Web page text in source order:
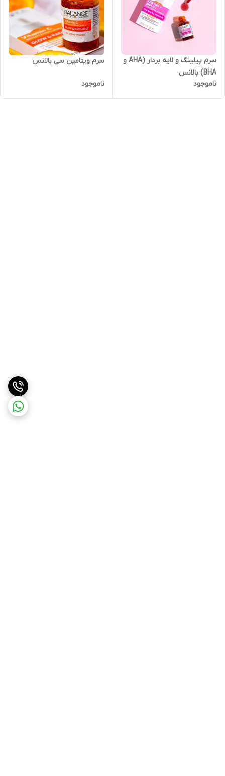
سرم پیلینگ و لایه بردار (AHA و
BHA) بالانس
ناموجود
سرم ویتامین سی بالانس
ناموجود